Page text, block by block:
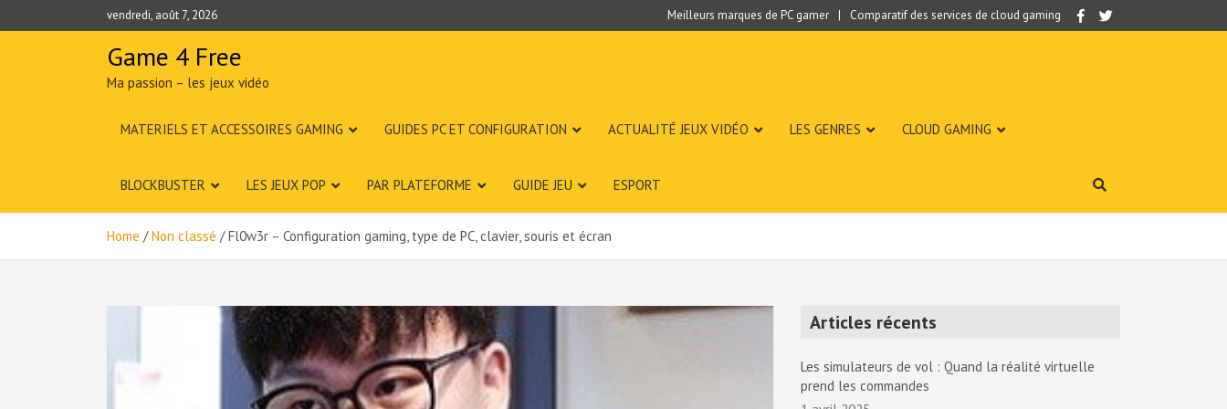
to
vendredi, août 7, 2026 Meilleurs marques de PC gamer Comparatif des services de cloud gaming
Game 4 Free
Ma passion – les jeux vidéo
MATERIELS ET ACCESSOIRES GAMING GUIDES PC ET CONFIGURATION ACTUALITÉ JEUX VIDÉO LES GENRES CLOUD GAMING
BLOCKBUSTER LES JEUX POP PAR PLATEFORME GUIDE JEU ESPORT
Home Non classé Fl0w3r – Configuration gaming, type de PC, clavier, souris et écran
Articles récents
Les simulateurs de vol : Quand la réalité virtuelle
prend les commandes